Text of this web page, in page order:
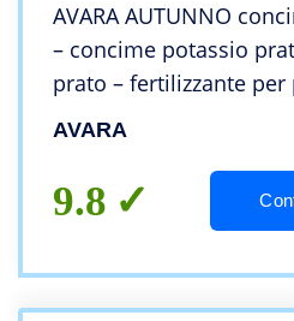
AVARA AUTUNNO
– concime potassio
prato – fertilizzante per
dopo l’estate per una
AVARA
9.8